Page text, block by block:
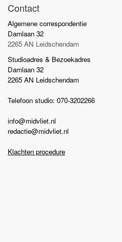
Contact
Algemene correspondentie
Damlaan 32
2265 AN Leidschendam
Studioadres & Bezoekadres
Damlaan 32
2265 AN Leidschendam
Telefoon studio: 070-3202266
info@midvliet.nl
redactie@midvliet.nl
Klachten procedure